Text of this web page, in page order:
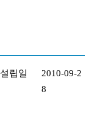
설립일
2010-09-2
8